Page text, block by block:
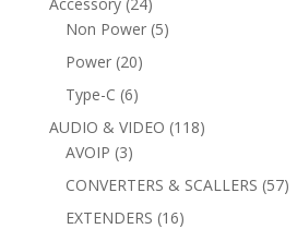
products
Non Power 55
Power 2020
products
Type-C 66
products
AUDIO & VIDEO 118118
AVOIP 33
products
CONVERTERS & SCALLERS 5757
EXTENDERS 1616